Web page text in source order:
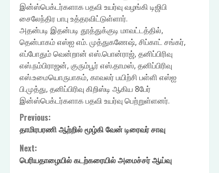
இன்ஸ்பெக்டர்களாக பதவி உயர்வு வழங்கி டிஜிபி
சைலேந்திர பாபு உத்தரவிட்டுள்ளார்.
அதன்படி இதன்படி தூத்துக்குடி மாவட்டத்தில்,
தென்பாகம் எஸ்ஐ எம். முத்துகணேஷ், சிப்காட் சங்கர்,
எப்போதும் வென்றான் எஸ்.பொன்ராஜ், தனிப்பிரிவு
எஸ்.நம்பிராஜன், குரும்பூர் எஸ்.தாமஸ், தனிப்பிரிவு
எஸ்.உமையொருபாகம், காவலர் பயிற்சி பள்ளி எஸ்ஐ
பி.முத்து, தனிப்பிரிவு கிறிஸ்டி ஆகிய 8பேர்
இன்ஸ்பெக்டர்களாக பதவி உயர்வு பெற்றுள்ளனர்.
Continue
Reading
Previous:
தாமிரபரணி ஆற்றில் மூழ்கி வேன் டிரைவர் சாவு
Next:
பெரியதாழையில் கடற்கரையில் அமைச்சர் ஆய்வு